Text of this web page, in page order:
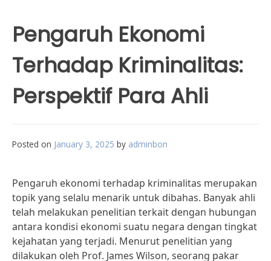
Pengaruh Ekonomi
Terhadap Kriminalitas:
Perspektif Para Ahli
Posted on January 3, 2025 by adminbon
Pengaruh ekonomi terhadap kriminalitas merupakan
topik yang selalu menarik untuk dibahas. Banyak ahli
telah melakukan penelitian terkait dengan hubungan
antara kondisi ekonomi suatu negara dengan tingkat
kejahatan yang terjadi. Menurut penelitian yang
dilakukan oleh Prof. James Wilson, seorang pakar